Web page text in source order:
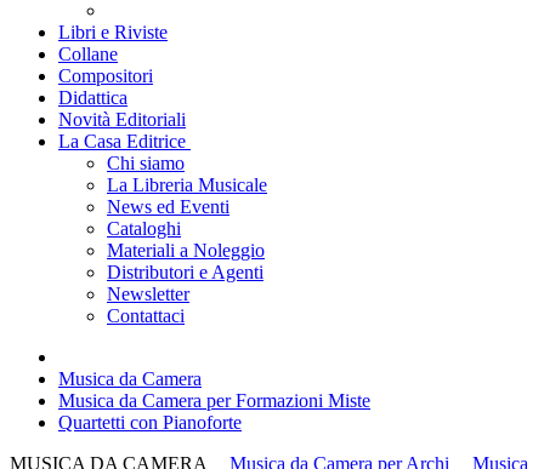
Libri e Riviste
Collane
Compositori
Didattica
Novità Editoriali
La Casa Editrice
Chi siamo
La Libreria Musicale
News ed Eventi
Cataloghi
Materiali a Noleggio
Distributori e Agenti
Newsletter
Contattaci
Musica da Camera
Musica da Camera per Formazioni Miste
Quartetti con Pianoforte
MUSICA DA CAMERA
Musica da Camera per Archi
Musica